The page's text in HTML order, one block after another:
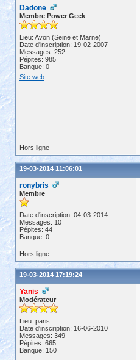
Dadone
Membre Power Geek
Lieu: Avon (Seine et Marne)
Date d'inscription: 19-02-2007
Messages: 252
Pépites: 985
Banque: 0
Site web
Hors ligne
19-03-2014 11:06:01
ronybris
Membre
Date d'inscription: 04-03-2014
Messages: 10
Pépites: 44
Banque: 0
Hors ligne
19-03-2014 17:19:24
Yanis
Modérateur
Lieu: paris
Date d'inscription: 16-06-2010
Messages: 349
Pépites: 665
Banque: 150